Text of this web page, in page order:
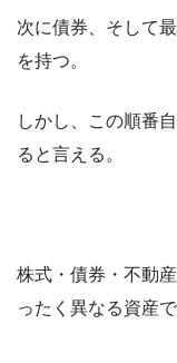
次に債券、そして
を持つ。
しかし、この順番
ると言える。
株式・債券・不動
ったく異なる資産で